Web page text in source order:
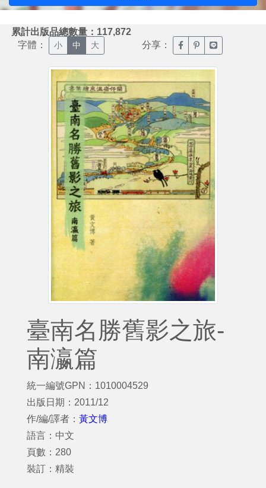
累計出版品總數量：117,872
字體： 小 中 大 分享： 臉書分享(另開新視窗)
噗浪分享(另開新
Line分享(另
臺南名勝舊影之旅-
南瀛篇
統一編號GPN：1010004529
出版日期：2011/12
作/編/譯者： 黃文博
語言：中文
頁數：280
裝訂：精裝